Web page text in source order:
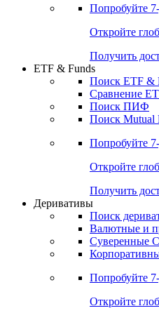
Получить
Поиск
Попробуйте
Откройте
Получить
ETF & Funds
Сравнение
Поиск Mutual
Попробуйте
Откройте
Получить
Деривативы
Валютные и